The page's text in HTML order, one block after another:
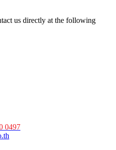
us directly at the following
0497